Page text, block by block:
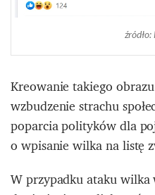
źródło:
Kreowanie takiego
wzbudzenie strachu
poparcia polityków dla
o wpisanie wilka na listę
W przypadku ataku